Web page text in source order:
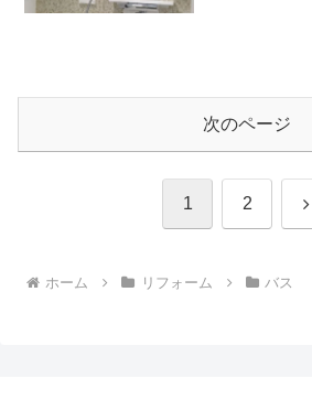
次のページ
1 2 次
ホーム リフォーム バス